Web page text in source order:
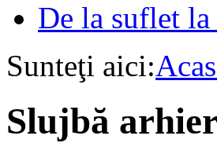
De la suflet
Sunteţi aici:
Slujbă